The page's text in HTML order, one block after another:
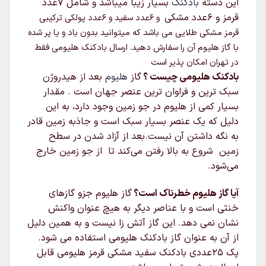
این دسته بادکنک
بسیار زیبا میباشد و شامل 7عدد
قرمز و 6عدد مشکی
و 6عدد سفید و 6عدد پولکی ترکیبی
قرمز مشکی طلایی می باشد که میتوانید بدون باد و یا پر شده
با گاز هلیوم آن را سفارش دهید. ارسال بادکنک هلیومی فقط
در تهران امکان پذیر است
بادکنک هلیومی چیست ؟گاز هلیوم بعد از هیدروژن
سبک‌ ترین و فراوان‌ ترین عنصر جهان است . مقدار
بسیار کمی از هلیوم در جو زمین وجود دارد، به این
دلیل که یک عنصر بسیار سبک است و جاذبه زمین قادر
به نگه داشتن آن نیست.بعد از آزاد شدن در سطح
زمین شروع به بالا رفتن می‌کند تا از جو زمین خارج
می‌شود.
آیا گاز هلیوم خطرناک است؟گاز هلیوم جزو گازهای
خنثی است و با عناصر دیگر به هیچ عنوان واکنش
نشان نمی دهد. این گاز آتش زا نیست و به همین دلیل
از آن به عنوان گاز بادکنک هلیومی استفاده می شود.
پک 25عددی بادکنک سفید مشکی قرمز هلیومی قابل